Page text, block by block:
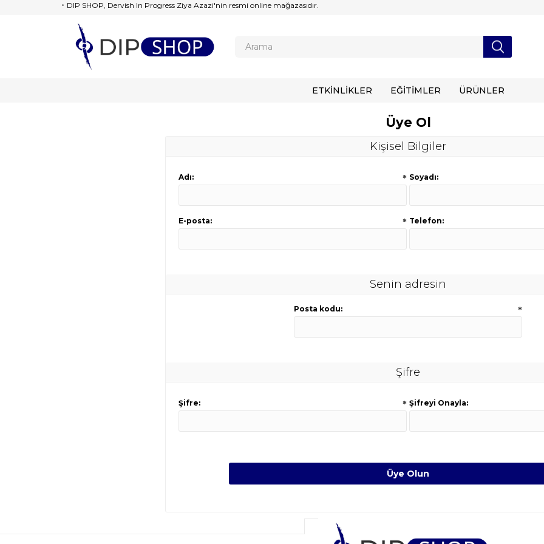
DIP SHOP, Dervish In Progress Ziya Azazi'nin resmi online mağazasıdır.
ETKİNLİKLER EĞİTİMLER ÜRÜNLER
Üye Ol
Kişisel Bilgiler
Adı: * Soyadı:
E-posta: * Telefon:
Senin adresin
Posta kodu: *
Şifre
Şifre: * Şifreyi Onayla: